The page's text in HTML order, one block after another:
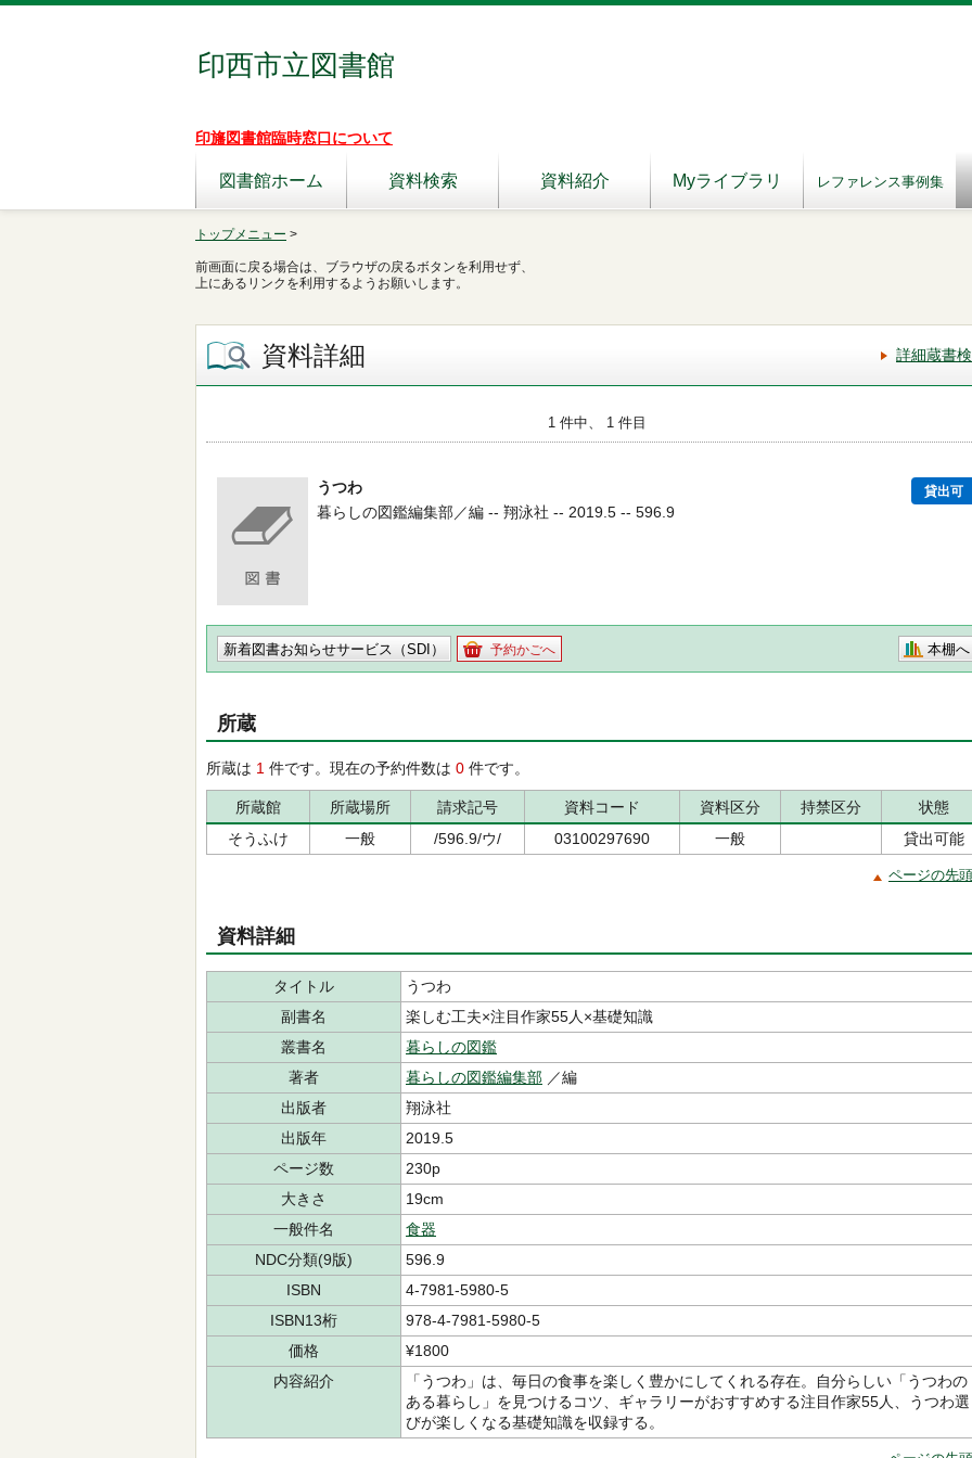
印西市立図書館
印旛図書館臨時窓口について
図書館ホーム 資料検索 資料紹介 Myライブラリ レファレンス事例集
トップメニュー >
前画面に戻る場合は、ブラウザの戻るボタンを利用せず、
上にあるリンクを利用するようお願いします。
資料詳細 詳細蔵書
1 件中、 1 件目
うつわ 貸出可
暮らしの図鑑編集部／編 -- 翔泳社 -- 2019.5 -- 596.9
新着図書お知らせサービス（SDI） 予約かごへ 本棚へ
所蔵
所蔵は 1 件です。現在の予約件数は 0 件です。
所蔵館 所蔵場所 請求記号 資料コード 資料区分 持禁区分
状態
そうふけ
一般 /596.9/ウ/ 03100297690 一般 貸出可能
ページの先
資料詳細
タイトル
うつわ
副書名
楽しむ工夫×注目作家55人×基礎知識
叢書名
暮らしの図鑑
著者
暮らしの図鑑編集部 ／編
出版者
翔泳社
出版年
2019.5
ページ数
230p
大きさ
19cm
一般件名
食器
NDC分類(9版)
596.9
ISBN
4-7981-5980-5
ISBN13桁
978-4-7981-5980-5
価格
¥1800
内容紹介
「うつわ」は、毎日の食事を楽しく豊かにしてくれる存在。自分らしい「うつわの
ある暮らし」を見つけるコツ、ギャラリーがおすすめする注目作家55人、うつわ選
びが楽しくなる基礎知識を収録する。